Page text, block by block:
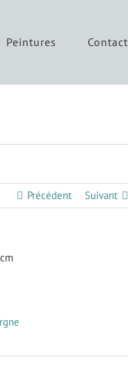
Peintures Contact
Précédent Suivant